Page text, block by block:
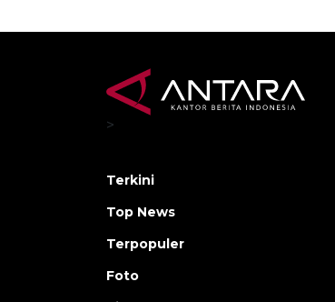
>
Terkini
Top News
Terpopuler
Foto